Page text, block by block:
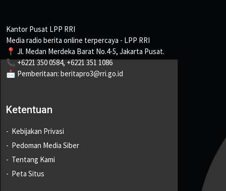
Kantor Pusat LPP RRI
Media radio berita online terpercaya - LPP RRI
📍 Jl. Medan Merdeka Barat No.4-5, Jakarta Pusat.
📞 +6221 350 0584, +6221 351 1086
📩 Pemberitaan: beritapro3@rri.go.id
Ketentuan
Kebijakan Privasi
Pedoman Media Siber
Tentang Kami
Peta Situs